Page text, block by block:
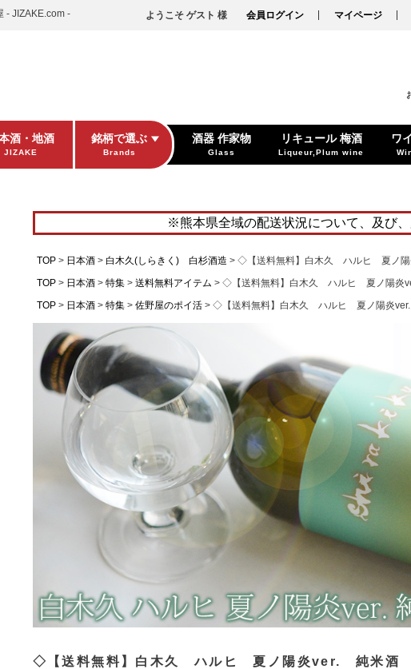
- JIZAKE.com - ようこそ ゲスト 様 会員ログイン マイページ
酒・地酒
JIZAKE
銘柄で選ぶ
Brands
酒器 作家物
Glass
リキュール 梅酒
Liqueur,Plum wine
ワ
※熊本県全域の配送状況について、及び、
TOP 日本酒 白木久(しらきく) 白杉酒造
◇【送料無料】白木久 ハルヒ 夏ノ
TOP
日本酒 特集 送料無料アイテム
◇【送料無料】白木久 ハルヒ 夏ノ陽
TOP
日本酒 特集 佐野屋のポイ活 ◇【送料無料】白木久 ハルヒ 夏ノ陽炎
◇【送料無料】白木久 ハルヒ 夏ノ陽炎ver. 純米